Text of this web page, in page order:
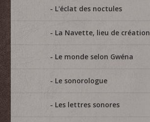
L'éclat des noctules
La Navette, lieu de création
Le monde selon Gwéna
Le sonorologue
Les lettres sonores